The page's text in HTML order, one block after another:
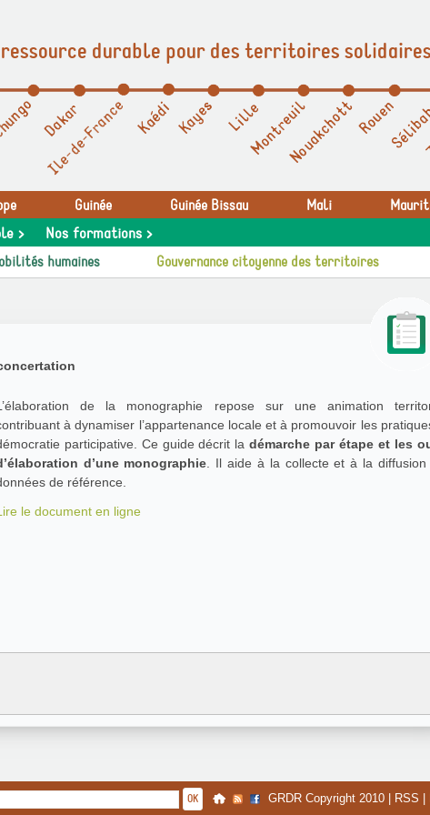
ressource durable pour des territoires solidaires
Guinée Guinée Bissau Mali
> Nos formations >
humaines Gouvernance citoyenne des territoires
de la monographie repose sur une animation
à dynamiser l’appartenance locale et à promouvoir les
participative. Ce guide décrit la démarche par étape et les
d’une monographie . Il aide à la collecte et à la diffusion
de référence.
le document en ligne
GRDR Copyright 2010 | RSS